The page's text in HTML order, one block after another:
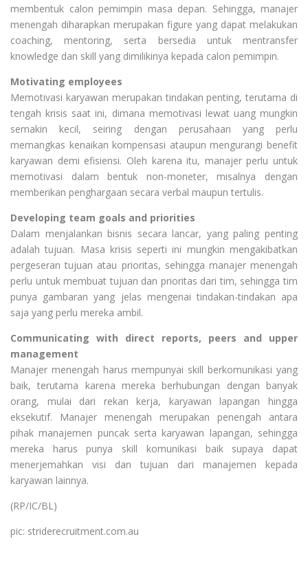
membentuk calon pemimpin masa depan. Sehingga, manajer
menengah diharapkan merupakan figure yang dapat melakukan
coaching, mentoring, serta bersedia untuk mentransfer
knowledge dan skill yang dimilikinya kepada calon pemimpin.
Motivating employees
Memotivasi karyawan merupakan tindakan penting, terutama di
tengah krisis saat ini, dimana memotivasi lewat uang mungkin
semakin kecil, seiring dengan perusahaan yang perlu
memangkas kenaikan kompensasi ataupun mengurangi benefit
karyawan demi efisiensi. Oleh karena itu, manajer perlu untuk
memotivasi dalam bentuk non-moneter, misalnya dengan
memberikan penghargaan secara verbal maupun tertulis.
Developing team goals and priorities
Dalam menjalankan bisnis secara lancar, yang paling penting
adalah tujuan. Masa krisis seperti ini mungkin mengakibatkan
pergeseran tujuan atau prioritas, sehingga manajer menengah
perlu untuk membuat tujuan dan prioritas dari tim, sehingga tim
punya gambaran yang jelas mengenai tindakan-tindakan apa
saja yang perlu mereka ambil.
Communicating with direct reports, peers and upper
management
Manajer menengah harus mempunyai skill berkomunikasi yang
baik, terutama karena mereka berhubungan dengan banyak
orang, mulai dari rekan kerja, karyawan lapangan hingga
eksekutif. Manajer menengah merupakan penengah antara
pihak manajemen puncak serta karyawan lapangan, sehingga
mereka harus punya skill komunikasi baik supaya dapat
menerjemahkan visi dan tujuan dari manajemen kepada
karyawan lainnya.
(RP/IC/BL)
pic: striderecruitment.com.au